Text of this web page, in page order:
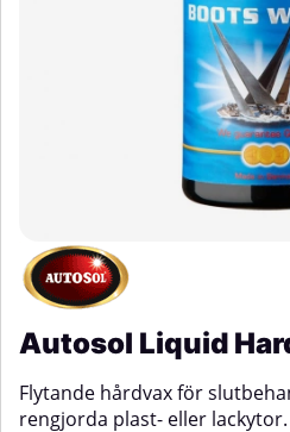
Autosol Liquid
Flytande hårdvax för
rengjorda plast- eller lackytor.